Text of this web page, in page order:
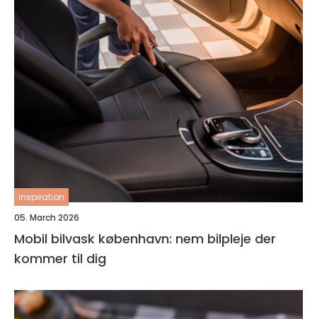
inspiration
05. March 2026
Mobil bilvask københavn: nem bilpleje der
kommer til dig